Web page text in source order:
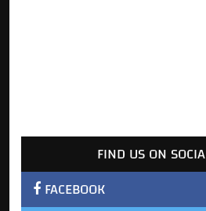
FIND US ON
FACEBOOK